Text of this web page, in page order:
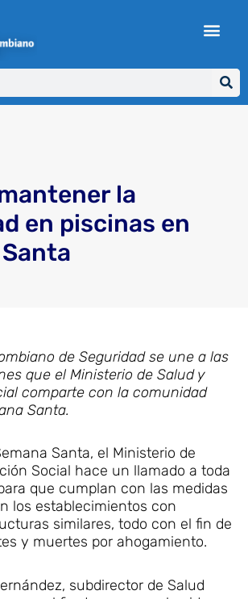
la
en piscinas en
de Seguridad se une a las
que el Ministerio de Salud y
comparte con la comunidad
Santa.
Santa, el Ministerio de
Social hace un llamado a toda
que cumplan con las medidas
los establecimientos con
similares, todo con el fin de
y muertes por ahogamiento.
subdirector de Salud